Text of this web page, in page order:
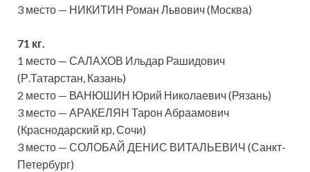
3 место — НИКИТИН Роман Львович (Москва)
71 кг.
1 место — САЛАХОВ Ильдар Рашидович
(Р.Татарстан, Казань)
2 место — ВАНЮШИН Юрий Николаевич (Рязань)
3 место — АРАКЕЛЯН Тарон Абраамович
(Краснодарский кр, Сочи)
3 место — СОЛОБАЙ ДЕНИС ВИТАЛЬЕВИЧ (Санкт-
Петербург)